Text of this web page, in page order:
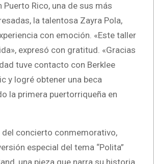
Puerto Rico, una de sus más
la talentosa Zayra Pola,
con emoción. «Este taller
expresó con gratitud. «Gracias
tuve contacto con Berklee
y logré obtener una beca
la primera puertorriqueña en
del concierto conmemorativo,
especial del tema “Polita”